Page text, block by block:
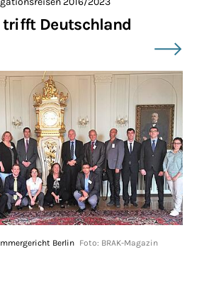
trifft Deutschland
Berlin Foto: BRAK-Magazin